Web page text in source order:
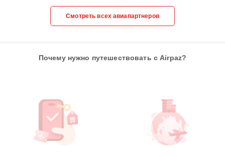
Смотреть всех авиапартнеров
Почему нужно путешествовать с Airpaz?